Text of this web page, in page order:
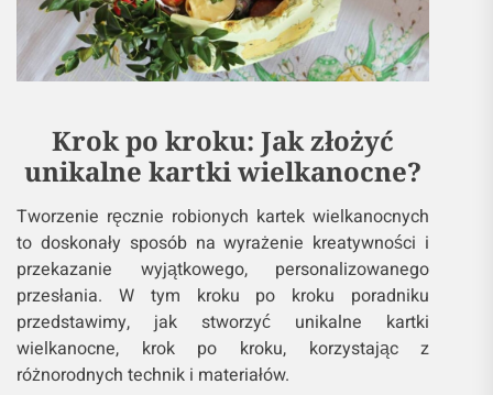
Krok po kroku: Jak złożyć
unikalne kartki wielkanocne?
Tworzenie ręcznie robionych kartek wielkanocnych
to doskonały sposób na wyrażenie kreatywności i
przekazanie wyjątkowego, personalizowanego
przesłania. W tym kroku po kroku poradniku
przedstawimy, jak stworzyć unikalne kartki
wielkanocne, krok po kroku, korzystając z
różnorodnych technik i materiałów.